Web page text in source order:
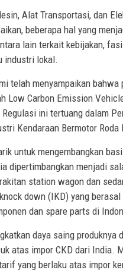
Alat Transportasi, dan
beberapa hal yang
lain terkait kebijakan,
industri lokal.
telah menyampaikan
Low Carbon Emission
Regulasi ini tertuang dalam
Kendaraan Bermotor Roda
untuk mengembangkan
dipertimbangkan menjadi
station wagon dan
down (IKD) yang
dan spare parts di
daya saing produknya
atas impor CKD dari India.
yang berlaku atas impor